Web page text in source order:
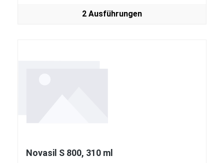
2 Ausführungen
Novasil S 800, 310 ml